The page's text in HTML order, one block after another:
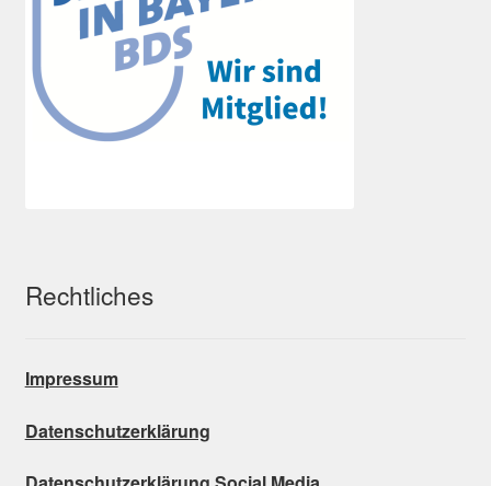
Rechtliches
Impressum
Datenschutzerklärung